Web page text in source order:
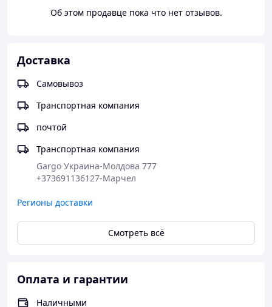
Об этом продавце пока что нет отзывов.
Доставка
Самовывоз
Транспортная компания
почтой
Транспортная компания
Gargo Украина-Молдова 777
+373691136127-
Регионы доставки
Смотреть всё
Оплата и гарантии
Наличными